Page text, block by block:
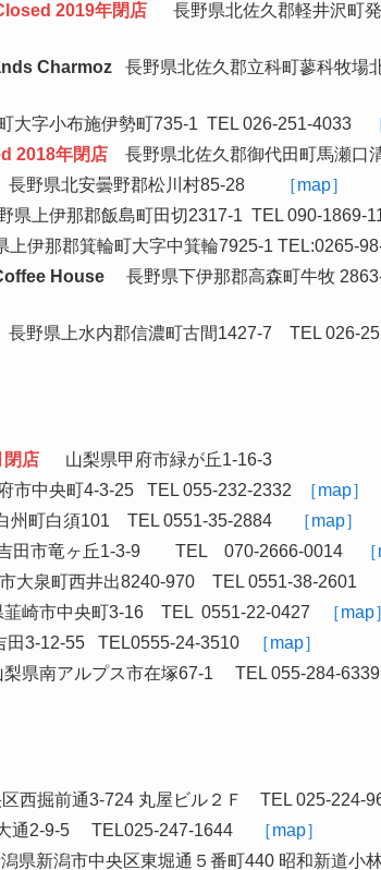
2019年閉店 長野県北佐久郡軽井沢町発
Charmoz 長野県北佐久郡立科町蓼科牧
字小布施伊勢町735-1 TEL 026-251-4033
2018年閉店
長野県北佐久郡御代田町馬瀬口
野県北安曇野郡松川村85-28
［map］
県上伊那郡飯島町田切2317-1 TEL 090-1869-
伊那郡箕輪町大字中箕輪7925-1 TEL:0265-
House 長野県下伊那郡高森町牛牧
長野県上水内郡信濃町古間1427-7 TEL 026-
店 山梨県甲府市緑が丘1-16-3
中央町4-3-25 TEL 055-232-2332
［map］
町白須101 TEL 0551-35-2884
［map］
田市竜ヶ丘1-3-9 TEL 070-2666-0014
泉町西井出8240-970 TEL 0551-38-2601
崎市中央町3-16 TEL 0551-22-0427
［map
3-12-55 TEL0555-24-3510
［map］
県南アルプス市在塚67-1 TEL 055-284-
西掘前通3-724 丸屋ビル２Ｆ TEL 025-224-
通2-9-5 TEL025-247-1644
［map］
県新潟市中央区東堀通５番町440 昭和新道